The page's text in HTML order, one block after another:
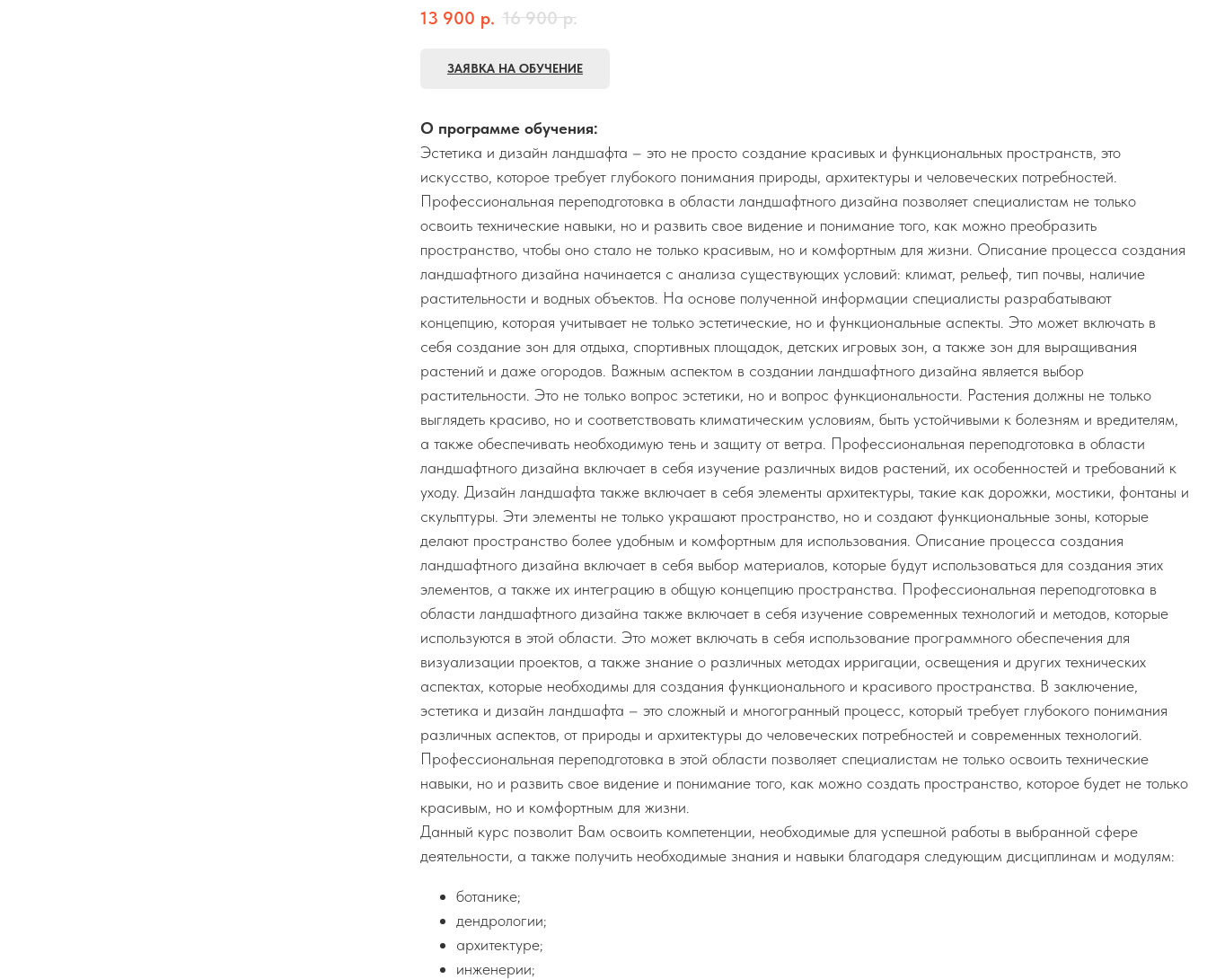
13 900 р. 16 900 р.
ЗАЯВКА НА ОБУЧЕНИЕ
О программе обучения:
Эстетика и дизайн ландшафта – это не просто создание красивых и функциональных пространств, это
искусство, которое требует глубокого понимания природы, архитектуры и человеческих потребностей.
Профессиональная переподготовка в области ландшафтного дизайна позволяет специалистам не только
освоить технические навыки, но и развить свое видение и понимание того, как можно преобразить
пространство, чтобы оно стало не только красивым, но и комфортным для жизни. Описание процесса создания
ландшафтного дизайна начинается с анализа существующих условий: климат, рельеф, тип почвы, наличие
растительности и водных объектов. На основе полученной информации специалисты разрабатывают
концепцию, которая учитывает не только эстетические, но и функциональные аспекты. Это может включать в
себя создание зон для отдыха, спортивных площадок, детских игровых зон, а также зон для выращивания
растений и даже огородов. Важным аспектом в создании ландшафтного дизайна является выбор
растительности. Это не только вопрос эстетики, но и вопрос функциональности. Растения должны не только
выглядеть красиво, но и соответствовать климатическим условиям, быть устойчивыми к болезням и вредителям,
а также обеспечивать необходимую тень и защиту от ветра. Профессиональная переподготовка в области
ландшафтного дизайна включает в себя изучение различных видов растений, их особенностей и требований к
уходу. Дизайн ландшафта также включает в себя элементы архитектуры, такие как дорожки, мостики, фонтаны и
скульптуры. Эти элементы не только украшают пространство, но и создают функциональные зоны, которые
делают пространство более удобным и комфортным для использования. Описание процесса создания
ландшафтного дизайна включает в себя выбор материалов, которые будут использоваться для создания этих
элементов, а также их интеграцию в общую концепцию пространства. Профессиональная переподготовка в
области ландшафтного дизайна также включает в себя изучение современных технологий и методов, которые
используются в этой области. Это может включать в себя использование программного обеспечения для
визуализации проектов, а также знание о различных методах ирригации, освещения и других технических
аспектах, которые необходимы для создания функционального и красивого пространства. В заключение,
эстетика и дизайн ландшафта – это сложный и многогранный процесс, который требует глубокого понимания
различных аспектов, от природы и архитектуры до человеческих потребностей и современных технологий.
Профессиональная переподготовка в этой области позволяет специалистам не только освоить технические
навыки, но и развить свое видение и понимание того, как можно создать пространство, которое будет не только
красивым, но и комфортным для жизни.
Данный курс позволит Вам освоить компетенции, необходимые для успешной работы в выбранной сфере
деятельности, а также получить необходимые знания и навыки благодаря следующим дисциплинам и модулям:
ботанике;
дендрологии;
архитектуре;
инженерии;